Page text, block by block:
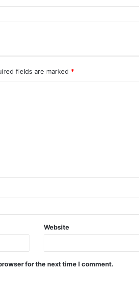
fields are marked *
Website
for the next time I comment.